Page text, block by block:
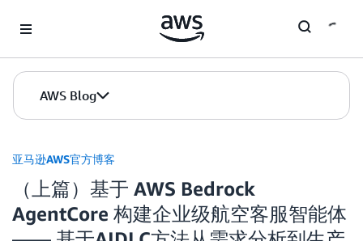
AWS Blog
亚马逊AWS官方博客
（上篇）基于 AWS Bedrock
AgentCore 构建企业级航空客服智能体